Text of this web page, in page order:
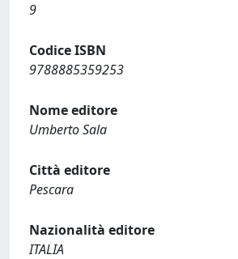
9
Codice ISBN
9788885359253
Nome editore
Umberto Sala
Città editore
Pescara
Nazionalità editore
ITALIA